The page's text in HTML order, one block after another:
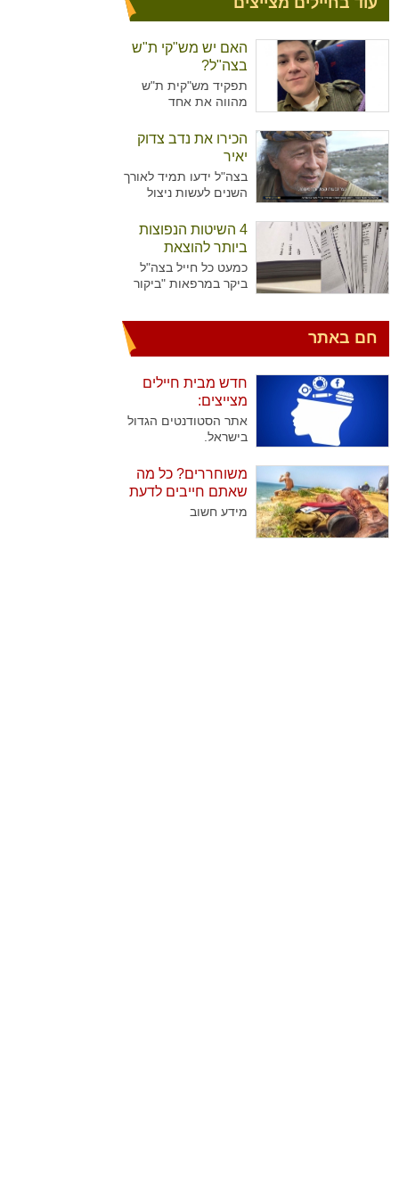
האם יש מש"קי ת"ש
בצה"ל?
תפקיד מש"קית ת"ש
מהווה את אחד
יותר עם נשים מאשר
גברים בצה"ל. מדובר על
תפקיד המקביל לתפקיד
של עובדת סוציאלית
ויועצת בבתי הספר,
להכשיר גם גברים לאותו
התפקיד.
הכירו את נדב צדוק
יאיר
בצה"ל ידעו תמיד לאורך
השנים לעשות ניצול
שלו ידע נרחב בתחומים
רבים עימו הגיעו
לישראל. כך קרה גם עם
נדב צדוק יאיר. דמות
יוצאת דופן, בעלת
שצה"ל ומערכת הביטחון
4 השיטות הנפוצות
ביותר להוצאת
גימלים
כמעט כל חייל בצה"ל
ביקר במרפאות "ביקור
שביקרו פעמים בודדות
במרפאות, יש את אלו
באופן קבוע בצאת
השבת. בדקנו עבורכם
של החיילים להוציא
גימלים..
חם באתר
חדש מבית חיילים
מצייצים:
אתר הסטודנטים הגדול
בישראל.
משוחררים? כל מה
שאתם חייבים לדעת
מידע חשוב